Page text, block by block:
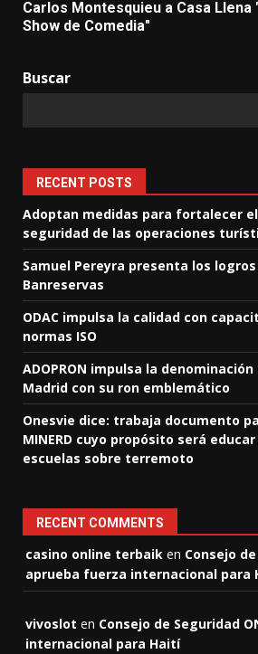
Carlos Montesquieu a Casa Llena
Show de Comedia"
Buscar
RECENT POSTS
Adoptan medidas para fortalecer
seguridad de las operaciones
Samuel Pereyra presenta los
Banreservas
ODAC impulsa la calidad con
normas ISO
ADOPRON impulsa la
Madrid con su ron emblemático
Onesvie dice: trabaja documento
MINERD cuyo propósito será
escuelas sobre terremoto
RECENT COMMENTS
casino online terbaik en Consejo
aprueba fuerza internacional para
vivoslot en Consejo de Seguridad
internacional para Haití